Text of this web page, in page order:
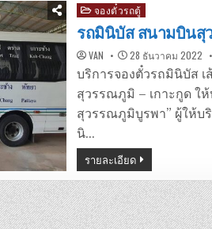
Posted
in
จองตั๋วรถตู้
รถมินิบัส สนามบินสุ
VAN 28 ธันวาคม 2022
บริการจองตั๋วรถมินิบัส
สุวรรณภูมิ – เกาะกูด ใ
สุวรรณภูมิบูรพา” ผู้ให้บ
นิ…
รายละเอียด